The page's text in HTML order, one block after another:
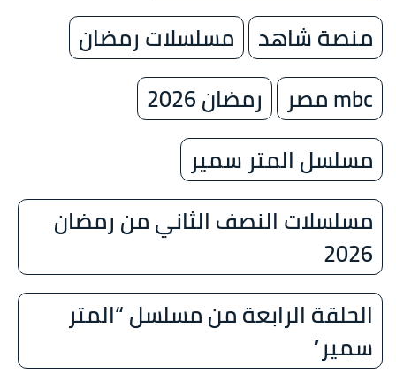
منصة شاهد
مسلسلات رمضان
mbc مصر
رمضان 2026
مسلسل المتر سمير
مسلسلات النصف الثاني من رمضان
2026
الحلقة الرابعة من مسلسل “المتر
سمير”